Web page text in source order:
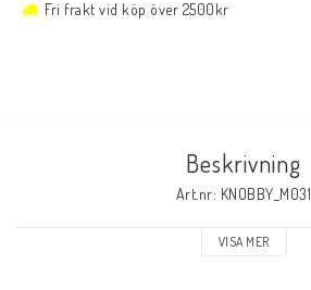
Fri frakt vid köp över 2500kr
Beskrivning
Art.nr: KNOBBY_M031
VISA MER